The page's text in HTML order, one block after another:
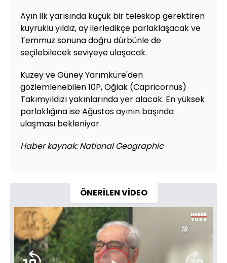
Ayın ilk yarısında küçük bir teleskop gerektiren
kuyruklu yıldız, ay ilerledikçe parlaklaşacak ve
Temmuz sonuna doğru dürbünle de
seçilebilecek seviyeye ulaşacak.
Kuzey ve Güney Yarımküre'den
gözlemlenebilen 10P, Oğlak (Capricornus)
Takımyıldızı yakınlarında yer alacak. En yüksek
parlaklığına ise Ağustos ayının başında
ulaşması bekleniyor.
Haber kaynak: National Geographic
ÖNERİLEN VİDEO